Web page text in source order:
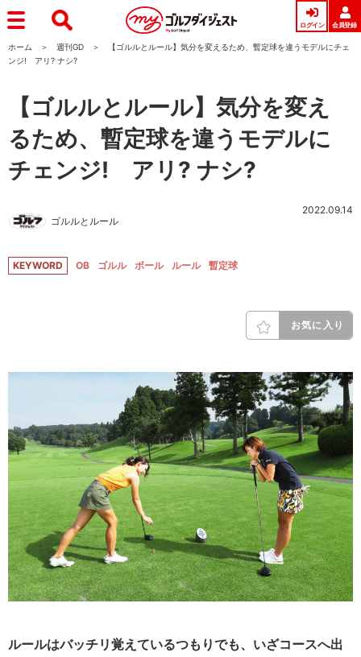
ログイン 会員登録
ホーム 週刊GD
【ゴルルとルール】気分を変えるため、暫定球を違うモデルにチェ
ンジ! アリ? ナシ?
【ゴルルとルール】気分を変え
るため、暫定球を違うモデルに
チェンジ! アリ? ナシ?
ゴルルとルール
2022.09.14
KEYWORD OB ゴルル ボール ルール 暫定球
お気に入り
ルールはバッチリ覚えているつもりでも、いざコースへ出